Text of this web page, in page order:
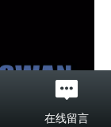
在线留言